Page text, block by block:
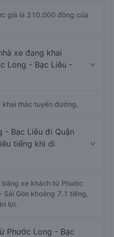
giá là 210.000 đồng của
xe đang khai
Long - Bạc Liêu -
khai thác tuyến đường.
- Bạc Liêu đi Quận
tiếng khi di
xe khách từ Phước
Gòn khoảng 7.1 tiếng,
lợi.
Phước Long - Bạc